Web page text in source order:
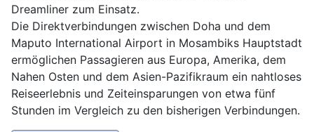
Dreamliner zum Einsatz.
Die Direktverbindungen zwischen Doha und dem
Maputo International Airport in Mosambiks Hauptstadt
ermöglichen Passagieren aus Europa, Amerika, dem
Nahen Osten und dem Asien-Pazifikraum ein nahtloses
Reiseerlebnis und Zeiteinsparungen von etwa fünf
Stunden im Vergleich zu den bisherigen Verbindungen.